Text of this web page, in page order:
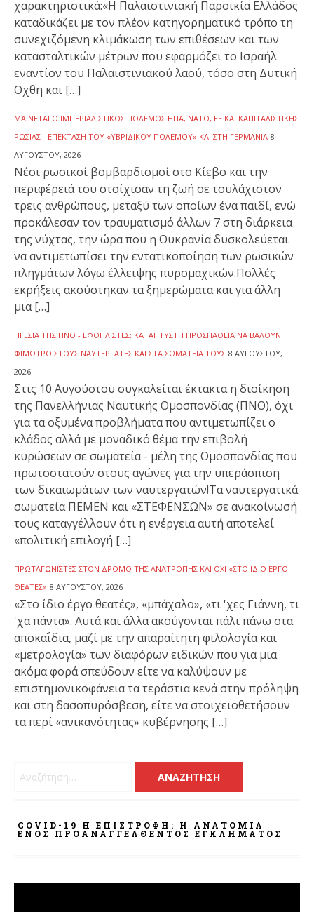
χαρακτηριστικά:«Η Παλαιστινιακή Παροικία Ελλάδος
καταδικάζει με τον πλέον κατηγορηματικό τρόπο τη
συνεχιζόμενη κλιμάκωση των επιθέσεων και των
κατασταλτικών μέτρων που εφαρμόζει το Ισραήλ
εναντίον του Παλαιστινιακού λαού, τόσο στη Δυτική
Οχθη και […]
ΜΑΊΝΕΤΑΙ Ο ΙΜΠΕΡΙΑΛΙΣΤΙΚΌΣ ΠΌΛΕΜΟΣ ΗΠΑ, ΝΑΤΟ, ΕΕ ΚΑΙ ΚΑΠΙΤΑΛΙΣΤΙΚΉΣ
ΡΩΣΊΑΣ - ΕΠΈΚΤΑΣΗ ΤΟΥ «ΥΒΡΙΔΙΚΟΎ ΠΟΛΈΜΟΥ» ΚΑΙ ΣΤΗ ΓΕΡΜΑΝΊΑ 8
ΑΥΓΟΎΣΤΟΥ, 2026
Νέοι ρωσικοί βομβαρδισμοί στο Κίεβο και την
περιφέρειά του στοίχισαν τη ζωή σε τουλάχιστον
τρεις ανθρώπους, μεταξύ των οποίων ένα παιδί, ενώ
προκάλεσαν τον τραυματισμό άλλων 7 στη διάρκεια
της νύχτας, την ώρα που η Ουκρανία δυσκολεύεται
να αντιμετωπίσει την εντατικοποίηση των ρωσικών
πληγμάτων λόγω έλλειψης πυρομαχικών.Πολλές
εκρήξεις ακούστηκαν τα ξημερώματα και για άλλη
μια […]
ΗΓΕΣΊΑ ΤΗΣ ΠΝΟ - ΕΦΟΠΛΙΣΤΈΣ: ΚΑΤΆΠΤΥΣΤΗ ΠΡΟΣΠΆΘΕΙΑ ΝΑ ΒΆΛΟΥΝ
ΦΊΜΩΤΡΟ ΣΤΟΥΣ ΝΑΥΤΕΡΓΆΤΕΣ ΚΑΙ ΣΤΑ ΣΩΜΑΤΕΊΑ ΤΟΥΣ 8 ΑΥΓΟΎΣΤΟΥ,
2026
Στις 10 Αυγούστου συγκαλείται έκτακτα η διοίκηση
της Πανελλήνιας Ναυτικής Ομοσπονδίας (ΠΝΟ), όχι
για τα οξυμένα προβλήματα που αντιμετωπίζει ο
κλάδος αλλά με μοναδικό θέμα την επιβολή
κυρώσεων σε σωματεία - μέλη της Ομοσπονδίας που
πρωτοστατούν στους αγώνες για την υπεράσπιση
των δικαιωμάτων των ναυτεργατών!Τα ναυτεργατικά
σωματεία ΠΕΜΕΝ και «ΣΤΕΦΕΝΣΩΝ» σε ανακοίνωσή
τους καταγγέλλουν ότι η ενέργεια αυτή αποτελεί
«πολιτική επιλογή […]
ΠΡΩΤΑΓΩΝΙΣΤΈΣ ΣΤΟΝ ΔΡΌΜΟ ΤΗΣ ΑΝΑΤΡΟΠΉΣ ΚΑΙ ΌΧΙ «ΣΤΟ ΊΔΙΟ ΈΡΓΟ
ΘΕΑΤΈΣ» 8 ΑΥΓΟΎΣΤΟΥ, 2026
«Στο ίδιο έργο θεατές», «μπάχαλο», «τι 'χες Γιάννη, τι
'χα πάντα». Αυτά και άλλα ακούγονται πάλι πάνω στα
αποκαΐδια, μαζί με την απαραίτητη φιλολογία και
«μετρολογία» των διαφόρων ειδικών που για μια
ακόμα φορά σπεύδουν είτε να καλύψουν με
επιστημονικοφάνεια τα τεράστια κενά στην πρόληψη
και στη δασοπυρόσβεση, είτε να στοιχειοθετήσουν
τα περί «ανικανότητας» κυβέρνησης […]
Αναζήτηση για:
COVID-19 Η ΕΠΙΣΤΡΟΦΗ: Η ΑΝΑΤΟΜΊΑ
ΕΝΌΣ ΠΡΟΑΝΑΓΓΕΛΘΈΝΤΟΣ ΕΓΚΛΉΜΑΤΟΣ